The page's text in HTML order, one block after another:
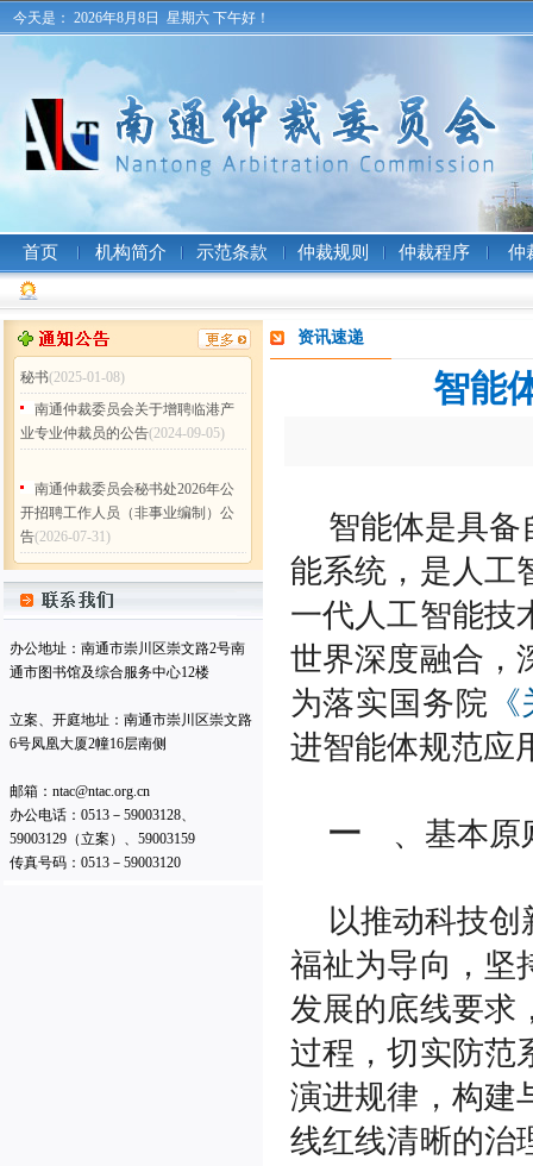
今天是： 2026年8月8日 星期六 下午好！
首页 机构简介 示范条款 仲裁规则 仲裁程序 仲
告(2026-07-31)
南通仲裁委员会 (暨秘书处) 二〇
二五年工作总结 (2026-02-05)
南通仲裁委员会秘书处2025年度
部门决算公开
(2026-02-05)
南通仲裁委员会关于增聘卞灵霞
等183名仲裁员的公告 (2025-09-15)
南通仲裁委员会 (暨秘书处) 二〇
二四年工作总结 (2025-02-17)
南通仲裁委员会秘书处 2024年度
部门决算公开
南通仲裁委员会秘书处招聘办案
秘书(2025-01-08)
南通仲裁委员会关于增聘临港产
业专业仲裁员的公告(2024-09-05)
开招聘工作人员（非事业编制）公
告(2026-07-31)
南通仲裁委员会 (暨秘书处) 二〇
二五年工作总结(2026-02-05)
南通仲裁委员会秘书处2025年度
部门决算公开(2026-02-05)
南通仲裁委员会关于增聘卞灵霞
等183名仲裁员的公告 (2025-09-15)
南通仲裁委员会 (暨秘书处) 二〇
二四年工作总结(2025-02-17)
部门决算公开(2025-02-17)
南通仲裁委员会秘书处招聘办案
秘书(2025-01-08)
办公地址：南通市崇川区崇文路2号南
通市图书馆及综合服务中心12楼
立案、开庭地址：南通市崇川区崇文路
6号凤凰大厦2幢16层南侧
邮箱：ntac@ntac.org.cn
办公电话：0513－59003128、
59003129（立案）、59003159
传真号码：0513－59003120
资讯速递
智能
智能体是具
能系统，是人工
一代人工智能技
世界深度融合，
为落实国务院
进智能体规范应
一 、基本原
以推动科技
福祉为导向，坚
发展的底线要求
过程，切实防范
演进规律，构建
线红线清晰的治